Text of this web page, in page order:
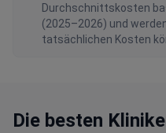
Durchschnittskosten
(2025–2026) und
tatsächlichen Kosten
Die besten